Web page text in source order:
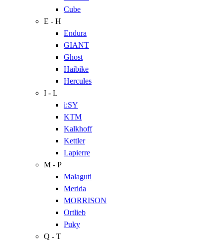
Cube
E - H
Endura
GIANT
Ghost
Haibike
Hercules
I - L
i:SY
KTM
Kalkhoff
Kettler
Lapierre
M - P
Malaguti
Merida
MORRISON
Ortlieb
Puky
Q - T